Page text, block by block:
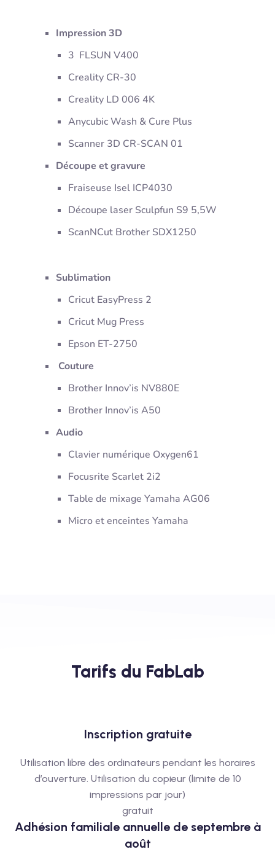
Impression 3D
3 FLSUN V400
Creality CR-30
Creality LD 006 4K
Anycubic Wash & Cure Plus
Scanner 3D CR-SCAN 01
Découpe et gravure
Fraiseuse Isel ICP4030
Découpe laser Sculpfun S9 5,5W
ScanNCut Brother SDX1250
Sublimation
Cricut EasyPress 2
Cricut Mug Press
Epson ET-2750
Couture
Brother Innov’is NV880E
Brother Innov’is A50
Audio
Clavier numérique Oxygen61
Focusrite Scarlet 2i2
Table de mixage Yamaha AG06
Micro et enceintes Yamaha
Tarifs du FabLab​
Inscription gratuite
Utilisation libre des ordinateurs pendant les horaires
d’ouverture. Utilisation du copieur (limite de 10
impressions par jour)
gratuit
Adhésion familiale annuelle de septembre à
août